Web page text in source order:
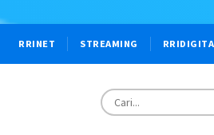
RRINET STREAMING